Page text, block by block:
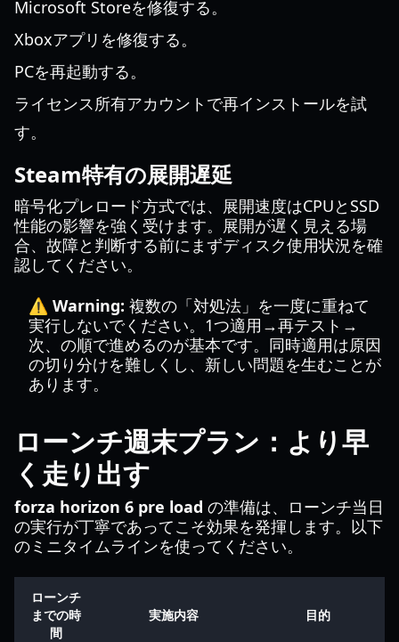
Microsoft Storeを修復する。
Xboxアプリを修復する。
PCを再起動する。
ライセンス所有アカウントで再インストールを試
す。
Steam特有の展開遅延
暗号化プレロード方式では、展開速度はCPUとSSD
性能の影響を強く受けます。展開が遅く見える場
合、故障と判断する前にまずディスク使用状況を確
認してください。
⚠️ Warning: 複数の「対処法」を一度に重ねて
実行しないでください。1つ適用→再テスト→
次、の順で進めるのが基本です。同時適用は原因
の切り分けを難しくし、新しい問題を生むことが
あります。
ローンチ週末プラン：より早
く走り出す
forza horizon 6 pre load の準備は、ローンチ当日
の実行が丁寧であってこそ効果を発揮します。以下
のミニタイムラインを使ってください。
ローンチ
までの時
間
実施内容 目的